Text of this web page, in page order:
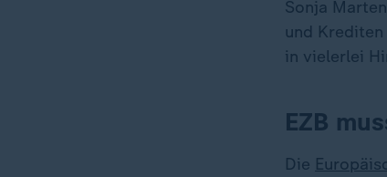
Sonja
und
in vielerlei
EZB
Die